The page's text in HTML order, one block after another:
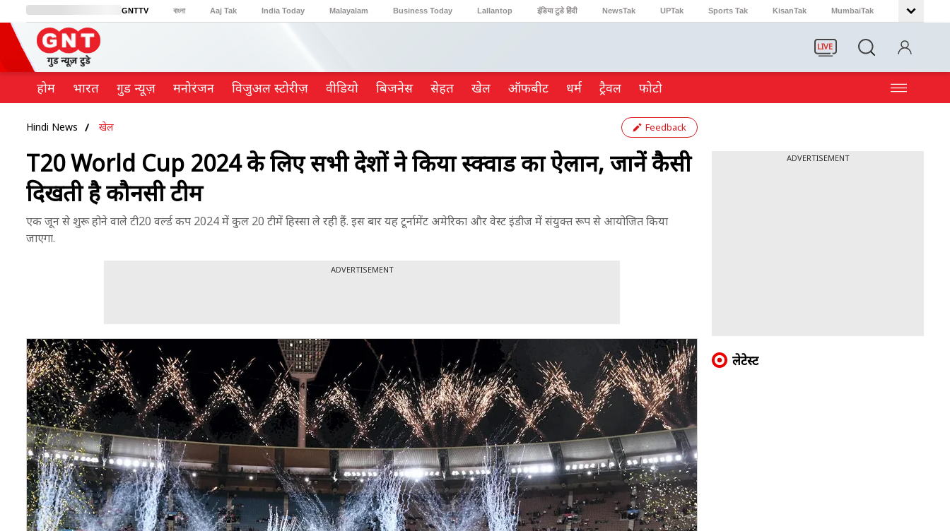
GNTTV বাংলা Aaj Tak India Today Malayalam Business Today Lallantop इंडिया टुडे हिंदी NewsTak UPTak Sports Tak KisanTak MumbaiTak
BT Bazaar Cosmopolitan
LIVE
होम भारत गुड न्यूज़ मनोरंजन विजुअल स्टोरीज़ वीडियो ब‍िजनेस सेहत खेल ऑफबीट धर्म ट्रैवल फोटो
Hindi News खेल Feedback
T20 World Cup 2024 के लिए सभी देशों ने किया स्क्वाड का ऐलान, जानें कैसी
दिखती है कौनसी टीम
एक जून से शुरू होने वाले टी20 वर्ल्ड कप 2024 में कुल 20 टीमें हिस्सा ले रही हैं. इस बार यह टूर्नामेंट अमेरिका और वेस्ट इंडीज में संयुक्त रूप से आयोजित किया
जाएगा.
ADVERTISEMENT
ADVERTISEMENT
लेटेस्ट